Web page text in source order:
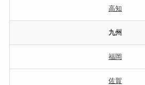
高知
九州
福岡
佐賀